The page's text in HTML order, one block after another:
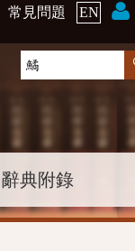
常見問題 EN
辭典附錄